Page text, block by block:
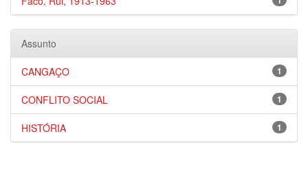
Assunto
1
CANGAÇO
1
CONFLITO SOCIAL
1
HISTÓRIA